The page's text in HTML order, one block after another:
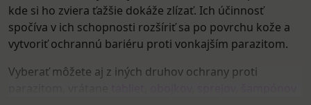
kde si ho zviera ťažšie dokáže zlízať. Ich účinnosť
spočíva v ich schopnosti rozšíriť sa po povrchu kože a
vytvoriť ochrannú bariéru proti vonkajším parazitom.
Vyberať môžete aj z iných druhov ochrany proti